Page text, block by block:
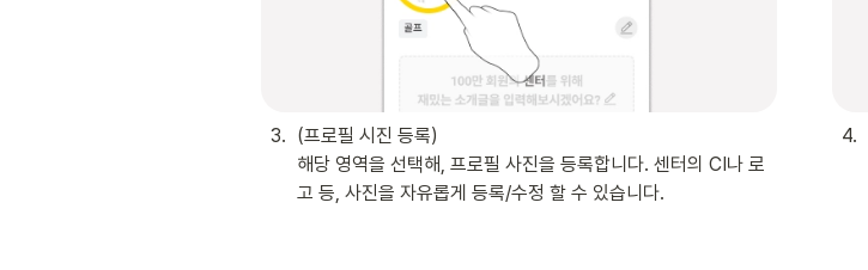
3. (프로필 시진 등록)
해당 영역을 선택해, 프로필 사진을 등록합니다. 센터의 CI나 로
고 등, 사진을 자유롭게 등록/수정 할 수 있습니다.
4.